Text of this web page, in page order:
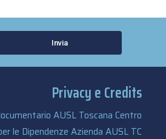
Invia
Privacy e Credits
AUSL Toscana Centro
le Dipendenze Azienda AUSL TC